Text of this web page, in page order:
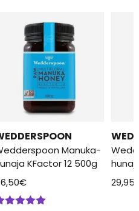
Manuka-
KFactor 12 500g
€
29,95